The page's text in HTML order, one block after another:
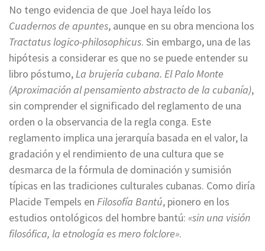
No tengo evidencia de que Joel haya leído los
Cuadernos de apuntes, aunque en su obra menciona los
Tractatus logico-philosophicus. Sin embargo, una de las
hipótesis a considerar es que no se puede entender su
libro póstumo,La brujería cubana. El Palo Monte
(Aproximación al pensamiento abstracto de la cubanía),
sin comprender el significado del reglamento de una
orden o la observancia de la regla conga. Este
reglamento implica una jerarquía basada en el valor, la
gradación y el rendimiento de una cultura que se
desmarca de la fórmula de dominación y sumisión
típicas en las tradiciones culturales cubanas. Como diría
Placide Tempels en Filosofía Bantú, pionero en los
estudios ontológicos del hombre bantú: «sin una visión
filosófica, la etnología es mero folclore».